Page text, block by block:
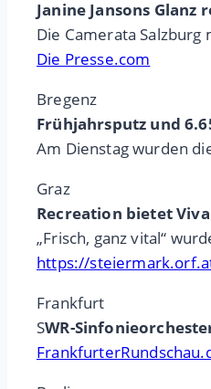
Janine Jansons
Die Camerata
Die Presse.com
Bregenz
Frühjahrsputz und
Am Dienstag wurden
Graz
Recreation bietet
„Frisch, ganz vital“
https://
Frankfurt
SWR-